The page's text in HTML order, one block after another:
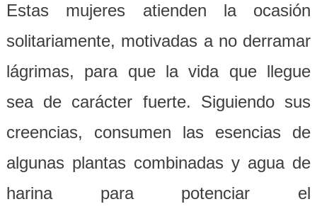
Estas mujeres atienden la ocasión
solitariamente, motivadas a no derramar
lágrimas, para que la vida que llegue
sea de carácter fuerte. Siguiendo sus
creencias, consumen las esencias de
algunas plantas combinadas y agua de
harina para potenciar el